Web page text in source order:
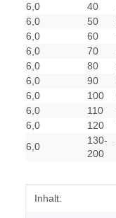
6,0
40
6,0
50
6,0
60
6,0
70
6,0
80
6,0
90
6,0
100
6,0
110
6,0
120
6,0
130-
200
Wert
Inhalt: